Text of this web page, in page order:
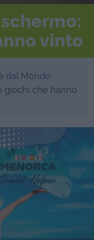
vinto
dal Mondo
giochi che hanno